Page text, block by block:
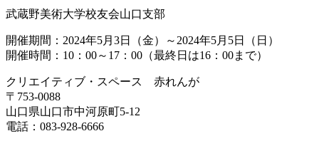
武蔵野美術大学校友会山口支部
開催期間：2024年5月3日（金）～2024年5月5日（日）
開催時間：10：00～17：00（最終日は16：00まで）
クリエイティブ・スペース 赤れんが
〒753-0088
山口県山口市中河原町5-12
電話：083-928-6666